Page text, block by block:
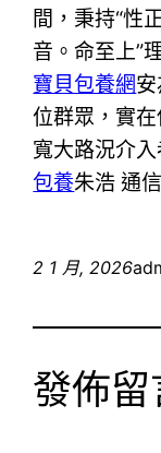
間，秉持“性
音。命至上”
寶貝包養網
位群眾，實
寬大路況介
包養朱浩 通
2 1 月, 2026
發佈留